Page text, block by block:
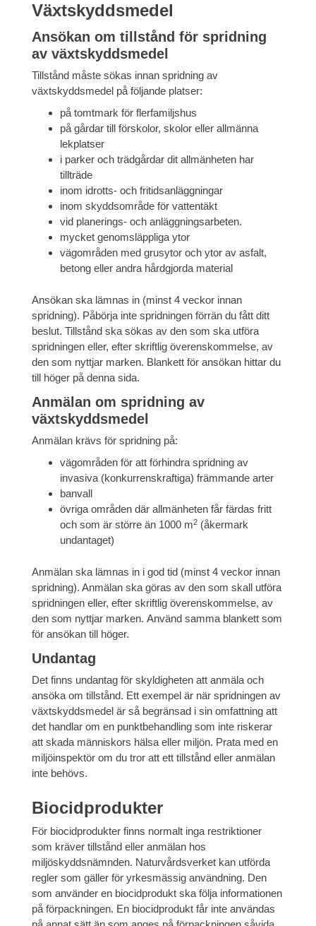
Växtskyddsmedel
Ansökan om tillstånd för spridning
av växtskyddsmedel
Tillstånd måste sökas innan spridning av
växtskyddsmedel på följande platser:
på tomtmark för flerfamiljshus
på gårdar till förskolor, skolor eller allmänna
lekplatser
i parker och trädgårdar dit allmänheten har
tillträde
inom idrotts- och fritidsanläggningar
inom skyddsområde för vattentäkt
vid planerings- och anläggningsarbeten.
mycket genomsläppliga ytor
vägområden med grusytor och ytor av asfalt,
betong eller andra hårdgjorda material
Ansökan ska lämnas in (minst 4 veckor innan
spridning). Påbörja inte spridningen förrän du fått ditt
beslut. Tillstånd ska sökas av den som ska utföra
spridningen eller, efter skriftlig överenskommelse, av
den som nyttjar marken. Blankett för ansökan hittar du
till höger på denna sida.
Anmälan om spridning av
växtskyddsmedel
Anmälan krävs för spridning på:
vägområden för att förhindra spridning av
invasiva (konkurrenskraftiga) främmande arter
banvall
övriga områden där allmänheten får färdas fritt
och som är större än 1000 m2 (åkermark
undantaget)
Anmälan ska lämnas in i god tid (minst 4 veckor innan
spridning). Anmälan ska göras av den som skall utföra
spridningen eller, efter skriftlig överenskommelse, av
den som nyttjar marken. Använd samma blankett som
för ansökan till höger.
Undantag
Det finns undantag för skyldigheten att anmäla och
ansöka om tillstånd. Ett exempel är när spridningen av
växtskyddsmedel är så begränsad i sin omfattning att
det handlar om en punktbehandling som inte riskerar
att skada människors hälsa eller miljön. Prata med en
miljöinspektör om du tror att ett tillstånd eller anmälan
inte behövs.
Biocidprodukter
För biocidprodukter finns normalt inga restriktioner
som kräver tillstånd eller anmälan hos
miljöskyddsnämnden. Naturvårdsverket kan utförda
regler som gäller för yrkesmässig användning. Den
som använder en biocidprodukt ska följa informationen
på förpackningen. En biocidprodukt får inte användas